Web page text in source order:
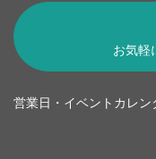
お気軽
営業日・イベントカレン